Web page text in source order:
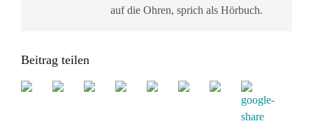
auf die Ohren, sprich als Hörbuch.
Beitrag teilen